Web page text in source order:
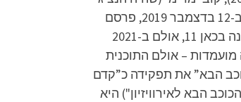
של ישראל באירוויזיון 2019 שנערך בתל אביב) ועדן אלנה (שייצגה את ישראל באירוויזיון 2021, לאחר ביטול אירוויזיון 2020). ב-12 בדצמבר 2019, פרסם
בתחילה תאגיד השידור הישראלי כי החל משנת 2022 ייבחר נציג ישראל באירוויזיון במתכונת קדם-אירוויזיון, שישודר לראשונה בכאן 11, אולם ב-2021
מועמדות – אולם התוכנית
ותבחר את הנציג הישראלי לאירוויזיון 2022. בכך סיימה “הכוכב הבא” את תפקידה כ”קדם
"הכוכב הבא לאירוויזיון") היא